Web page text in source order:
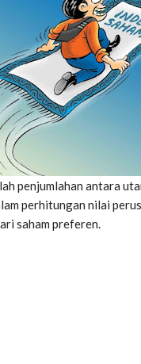
penjumlahan antara
perhitungan nilai
saham preferen.